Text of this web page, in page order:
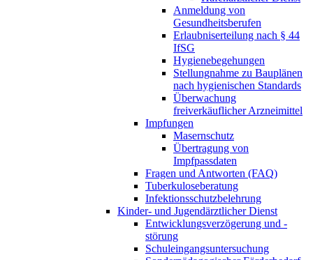
Anmeldung von
Gesundheitsberufen
Erlaubniserteilung nach § 44
IfSG
Hygienebegehungen
Stellungnahme zu Bauplänen
nach hygienischen Standards
Überwachung
freiverkäuflicher Arzneimittel
Impfungen
Masernschutz
Übertragung von
Impfpassdaten
Fragen und Antworten (FAQ)
Tuberkuloseberatung
Infektionsschutzbelehrung
Kinder- und Jugendärztlicher Dienst
Entwicklungsverzögerung und -
störung
Schuleingangsuntersuchung